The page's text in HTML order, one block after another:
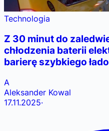
Technologia
Z 30 minut do
chłodzenia baterii
barierę szybkiego
A
Aleksander Kowal
17.11.2025·